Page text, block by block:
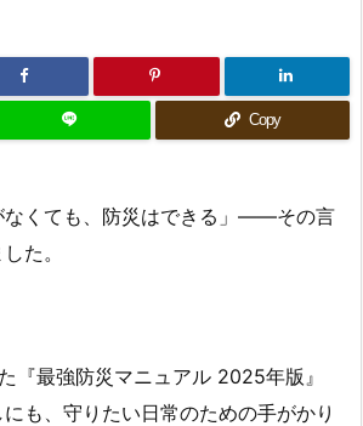
Copy
なくても、防災はできる」——その言
た。
『最強防災マニュアル 2025年版』
も、守りたい日常のための手がかり